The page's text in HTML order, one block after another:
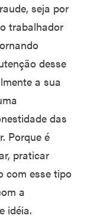
seja por
trabalhador
desse
a sua
das
Porque é
praticar
com esse tipo
a
idéia.